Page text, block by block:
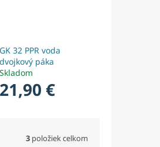
GK 32 PPR voda
dvojkový páka
Skladom
21,90 €
3 položiek celkom